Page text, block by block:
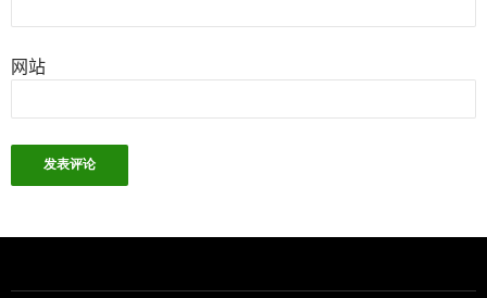
网站